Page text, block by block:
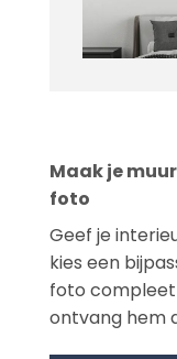
Maak je
foto
Geef je
kies een
foto
ontvang hem